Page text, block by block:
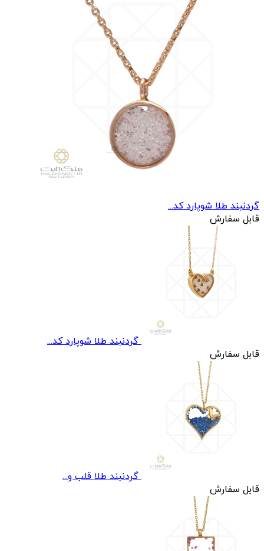
گردنبند طلا شوپارد کد...
قابل سفارش
گردنبند طلا شوپارد کد...
قابل سفارش
گردنبند طلا قلب و...
قابل سفارش